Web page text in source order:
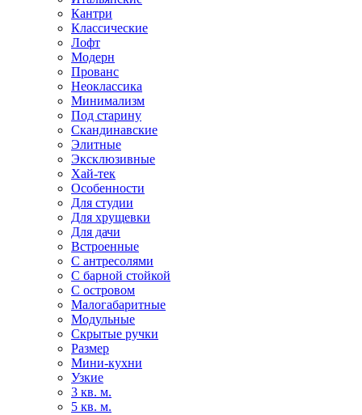
Кантри
Классические
Лофт
Модерн
Прованс
Неоклассика
Минимализм
Под старину
Скандинавские
Элитные
Эксклюзивные
Хай-тек
Особенности
Для студии
Для хрущевки
Для дачи
Встроенные
С антресолями
С барной стойкой
С островом
Малогабаритные
Модульные
Скрытые ручки
Размер
Мини-кухни
Узкие
3 кв. м.
5 кв. м.